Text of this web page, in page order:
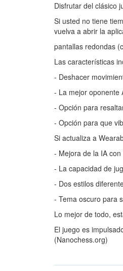
Disfrutar del clásico
Si usted no tiene
vuelva a abrir la
pantallas redondas
Las características
- Deshacer
- La mejor oponente
- Opción para
- Opción para que
Si actualiza a
- Mejora de la IA
- La capacidad de
- Dos estilos
- Tema oscuro para
Lo mejor de todo,
El juego es
(Nanochess.org)